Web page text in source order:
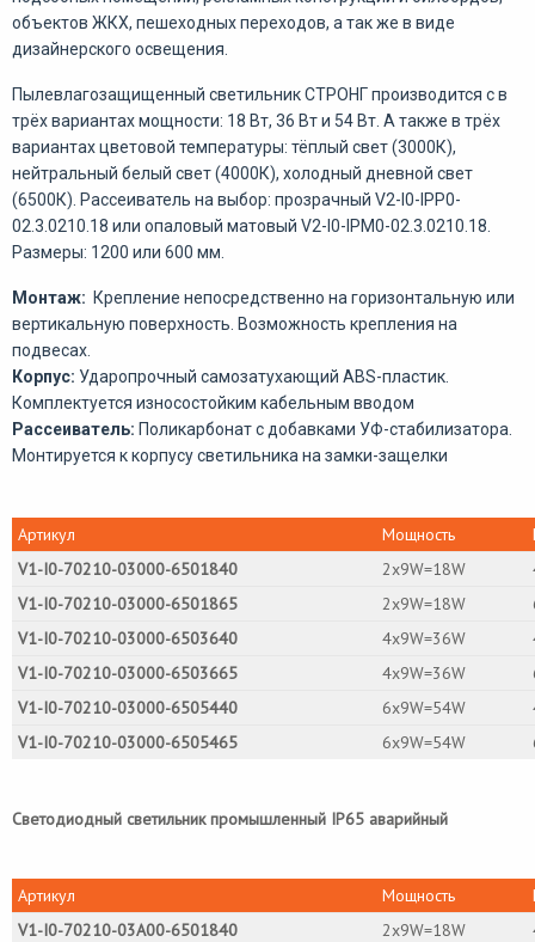
объектов ЖКХ, пешеходных переходов, а так же в виде
дизайнерского освещения.
Пылевлагозащищенный светильник СТРОНГ производится с в
трёх вариантах мощности: 18 Вт, 36 Вт и 54 Вт. А также в трёх
вариантах цветовой температуры: тёплый свет (3000К),
нейтральный белый свет (4000К), холодный дневной свет
(6500К). Рассеиватель на выбор: прозрачный V2-I0-IPP0-
02.3.0210.18 или опаловый матовый V2-I0-IPM0-02.3.0210.18.
Размеры: 1200 или 600 мм.
Монтаж: Крепление непосредственно на горизонтальную или
вертикальную поверхность. Возможность крепления на
подвесах.
Корпус: Ударопрочный самозатухающий ABS-пластик.
Комплектуется износостойким кабельным вводом
Рассеиватель: Поликарбонат с добавками УФ-стабилизатора.
Монтируется к корпусу светильника на замки-защелки
Артикул Мощность
V1-I0-70210-03000-6501840
2х9W=18W
V1-I0-70210-03000-6501865
2х9W=18W
V1-I0-70210-03000-6503640
4х9W=36W
V1-I0-70210-03000-6503665
4х9W=36W
V1-I0-70210-03000-6505440
6х9W=54W
V1-I0-70210-03000-6505465
6х9W=54W
Светодиодный светильник промышленный IP65 аварийный
Артикул Мощность
V1-I0-70210-03A00-6501840
2х9W=18W